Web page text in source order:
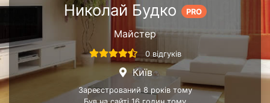
Николай Будко PRO
Майстер
0 відгуків
Київ
Зареєстрований 8 років тому